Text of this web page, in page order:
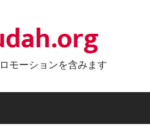
モーションを含みます